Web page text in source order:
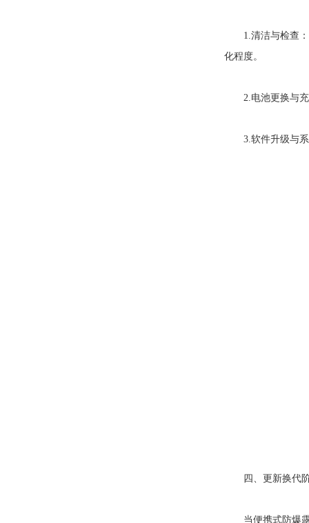
1.清洁与检查：
化程度。
2.电池更换与充
3.软件升级与系
四、更新换代
当便携式防爆露